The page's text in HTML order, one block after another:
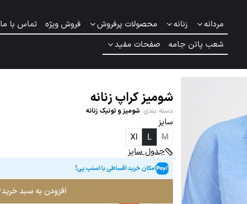
مردانه زنانه محصولات پرفروش فروش ویژه تماس با ما
شعب پاتن جامه
صفحات مفید
شومیز کراپ زنانه
دسته بندی: شومیز و تونیک زنانه
سایز
M
L
Xl
جدول سایز
امکان خرید اقساطی با اسنپ پی!
افزودن به سبد خرید